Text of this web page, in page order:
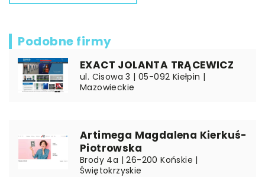
Podobne firmy
EXACT JOLANTA TRĄCEWICZ
ul. Cisowa 3 | 05-092 Kiełpin |
Mazowieckie
Artimega Magdalena Kierkuś-
Piotrowska
Brody 4a | 26-200 Końskie |
Świętokrzyskie